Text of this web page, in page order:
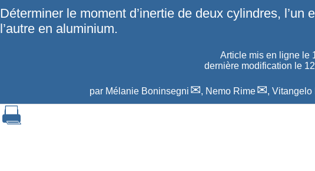
Déterminer le moment d’inertie de deux cylindres, l’un
l’autre en aluminium.
Article mis en ligne le
dernière modification le
par Mélanie Boninsegni , Nemo Rime , Vitangelo